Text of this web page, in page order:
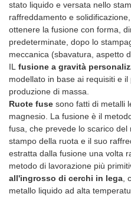
stato liquido e versata nello
raffreddamento e
ottenere la fusione con forma,
predeterminate, dopo lo
meccanica (sbavatura, aspetto
IL fusione a gravità
modellato in base ai requisiti e
produzione di massa.
Ruote fuse sono fatti di metalli
magnesio. La fusione è il
fusa, che prevede lo scarico
stampo della ruota e il suo
estratta dalla fusione una volta
metodo di lavorazione più
all'ingrosso di cerchi in lega
metallo liquido ad alta
Abbraccia la rivoluzione oggi e
intraprendi un viaggio epico di
potenza e velocità! 💥
#RevolutionizeYourRide
#UpgradeYourWheels